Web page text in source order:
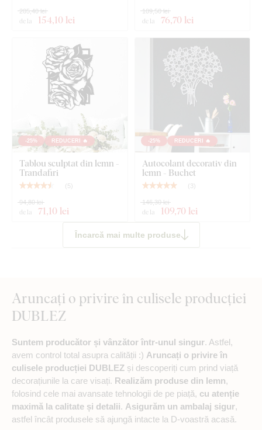
de la 154,10 lei
205,40 lei
de la 76,70 lei
109,50 lei
-25% REDUCERI 🔥
Tablou sculptat din lemn -
Trandafiri
( 5)
de la 71,10 lei
94,80 lei
-25% REDUCERI 🔥
Autocolant decorativ din
lemn - Buchet
( 3)
de la 109,70 lei
146,30 lei
Încarcă mai multe produse
Aruncați o privire în culisele producției
DUBLEZ
Suntem producător și vânzător într-unul singur. Astfel,
avem control total asupra calității :) Aruncați o privire în
culisele producției DUBLEZ și descoperiți cum prind viață
decorațiunile la care visați. Realizăm produse din lemn,
folosind cele mai avansate tehnologii de pe piață, cu atenție
maximă la calitate și detalii. Asigurăm un ambalaj sigur,
astfel încât produsele să ajungă intacte la D-voastră acasă.